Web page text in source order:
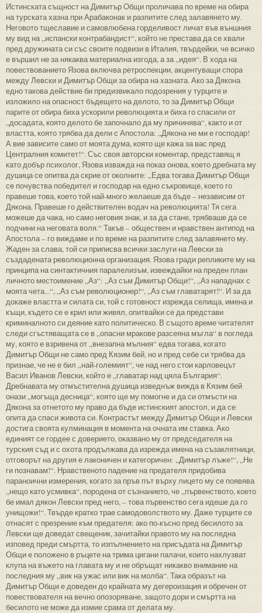
Истинската същност на Димитър Общи проличава по време на обира
на турската хазна при Арабаконак и разпитите след залавянето му.
Неговото тщеславие и самовлюбена горделивост личат във външния
му вид на „испански контрабандист“, който не престава да се хвали
пред дружината си със своите подвизи в Италия, твърдейки, че всичко
е вършил не за някаква материална изгода, а за „идея“. В хода на
повествованието Язова включва ретроспекции, акцентуващи спора
между Левски и Димитър Общи за обира на хазната. Ако за Дякона
едно такова действие би предизвикало подозрения у турците и
изложило на опасност бъдещето на делото, то за Димитър Общи
парите от обира биха ускорили революцията и биха го спасили от
„досадата, която делото бе започнало да му причинява“, както и от
властта, която трябва да дели с Апостола: „Дякона не ми е господар!
А вие зависите само от моята дума, която ще кажа за вас пред
Централния комитет!“. Със своя авторски коментар, представящ я
като добър психолог, Язова изважда на показ онова, което дребната му
душица се опитва да скрие от околните: „Едва тогава Димитър Общи
се почувства победител и господар на едно съкровище, което го
правеше това, което той най-много желаеше да бъде – независим от
Дякона. Правеше го действителен водач на революцията! Тя сега
можеше да чака, но само неговия знак, и за да стане, трябваше да се
подчини на неговата воля.“ Такъв – обществен и нравствен антипод на
Апостола – го виждаме и по време на разпитите след залавянето му.
Жаден за слава, той си приписва всички заслуги на Левски за
създадената революционна организация. Язова гради репликите му на
принципа на синтактичния паралелизъм, извеждайки на преден план
личното местоимение „Аз“: „Аз съм Димитър Общи!“, „Аз нападнах с
моята чета...“, „Аз съм революционер!“, „Аз съм главатарят!“. И за да
докаже властта и силата си, той с готовност изрежда селища, имена и
къщи, където се е крил или живял, опитвайки се да представи
криминалното си деяние като политическо. В същото време читателят
следи сгъстяващата се в „опасни мракове разсеяна мъгла“ в погледа
му, която е взривена от „внезапна мълния“ едва тогава, когато
Димитър Общи не само пред Кязим бей, но и пред себе си трябва да
признае, че не е бил „най-големият“, че над него стои карловецът
Васил Иванов Левски, който е „главатар над цяла България“.
Дребнавата му отмъстителна душица изведнъж вижда в Кязим бей
онази „могъща десница“, която ще му помогне и да си отмъсти на
Дякона за отнетото му право да бъде истинският апостол, и да се
опита да спаси живота си. Контрастът между Димитър Общи и Левски
достига своята кулминация в момента на очната им ставка. Ако
единият се гордее с доверието, оказвано му от председателя на
турския съд и с охота продължава да изрежда имена на съзаклятници,
отговорът на другия е лаконичен и категоричен: „Димитър лъже!“, „Не
ги познавам!“. Нравственото падение на предателя придобива
параноични измерения, когато за пръв път върху лицето му се появява
„нещо като усмивка“, породена от съзнанието, че „първенството, което
бе имал дякон Левски пред него, – това първенство сега идеше да го
унищожи!“. Твърде кратко трае самодоволството му. Даже турците се
отнасят с презрение към предателя: ако по-късно пред бесилото за
Левски ще доведат свещеник, зачитайки правото му на последна
изповед преди смъртта, то изпълнението на присъдата на Димитър
Общи е положено в ръцете на трима цигани палачи, които нахлузват
клупа на въжето на главата му и не обръщат никакво внимание на
последния му „вик на ужас или вик на молба“. Така образът на
Димитър Общи е доведен до крайната му дегероизация и обречен от
повествователя на вечно опозоряване, защото дори и смъртта на
бесилото не може да измие срама от делата му.